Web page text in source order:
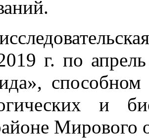
г. по
и
Мирового